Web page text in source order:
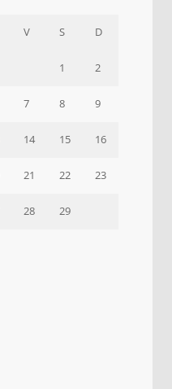
V S D
1 2
7 8 9
14 15 16
21 22 23
28
29